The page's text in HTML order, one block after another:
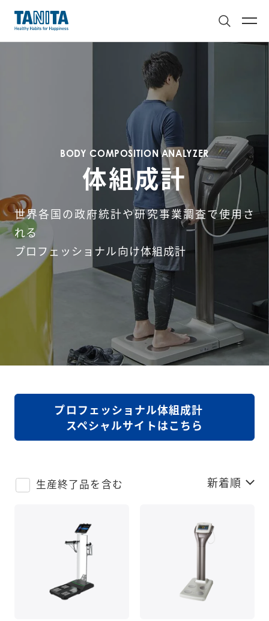
BODY COMPOSITION ANALYZER
体組成計
世界各国の政府統計や研究事業調査で使用さ
れる
プロフェッショナル向け体組成計
プロフェッショナル体組成計
スペシャルサイトはこちら
生産終了品を含む 新着順